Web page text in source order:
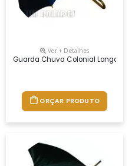
Especial Liso, Cabo Curvo Em
Ver + Detalhes
Guarda Chuva Colonial Longo,
ORÇAR PRODUTO